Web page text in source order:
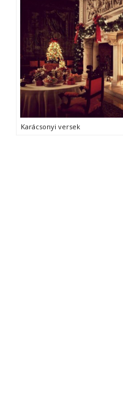
Karácsonyi versek